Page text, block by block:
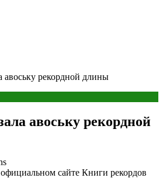
авоську рекордной длины
авоську рекордной
сайте Книги рекордов